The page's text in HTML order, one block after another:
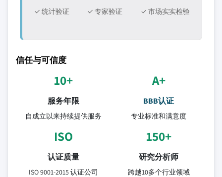
✓ 统计验证 ✓ 专家验证 ✓ 市场实实检验
信任与可信度
10+
服务年限
自成立以来持续提供服务
A+
BBB认证
专业标准和满意度
ISO
认证质量
ISO 9001-2015 认证公司
150+
研究分析师
跨越10多个行业领域